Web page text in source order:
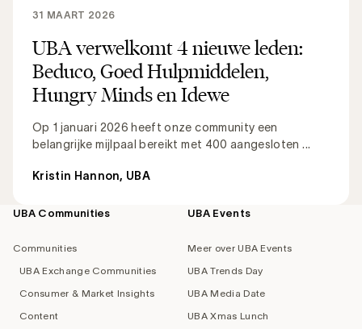
UBA verwelkomt 4 nieuwe leden:
Beduco, Goed Hulpmiddelen,
Hungry Minds en Idewe
Op 1 januari 2026 heeft onze community een
belangrijke mijlpaal bereikt met 400 aangesloten ...
31 MAART 2026
Kristin Hannon, UBA
Footer
UBA Communities
Communities
UBA Exchange Communities
Consumer & Market Insights
Content
UBA Events
Meer over UBA Events
UBA Trends Day
UBA Media Date
UBA Xmas Lunch